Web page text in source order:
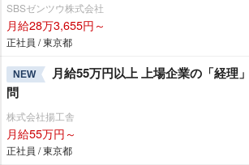
SBSゼンツウ株式会社
月給28万3,655円～
正社員 / 東京都
NEW
月給55万円以上 上場企業の「経理
問
株式会社揚工舎
月給55万円～
正社員 / 東京都